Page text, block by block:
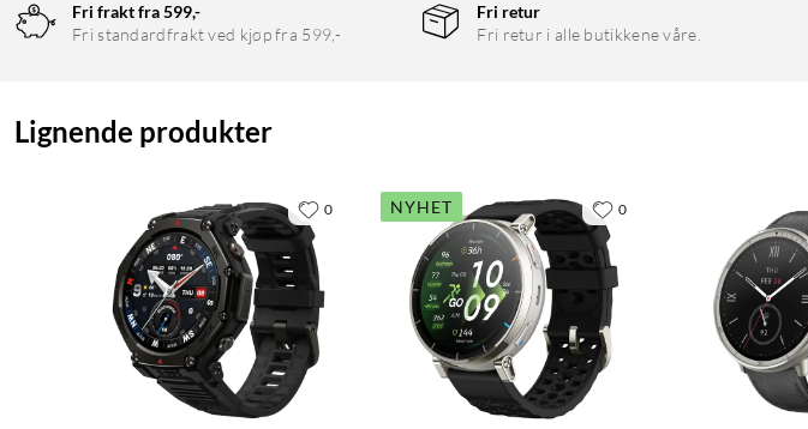
2 × Armbånd (silikon)
1 × Magnetisk ladepuck
Fri frakt fra 599,-
Fri standardfrakt ved kjøp fra 599,-
Fri retur
Fri retur i alle butikkene våre.
Lignende produkter
0 NYHET 0